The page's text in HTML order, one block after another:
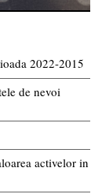
2022-2015
de nevoi
activelor in